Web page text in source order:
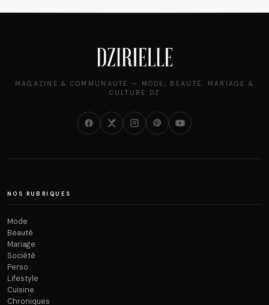
MAGAZINE & COMMUNAUTÉ — MODE, BEAUTÉ, MARIAGE &
CULTURE DZ
NOS RUBRIQUES
Mode
Beauté
Mariage
Société
Perso
Lifestyle
Cuisine
Chroniques